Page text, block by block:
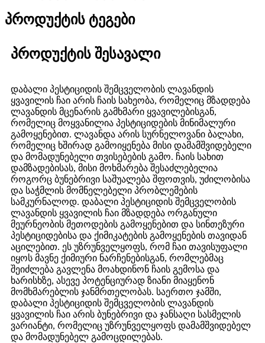
პროდუქტის ტეგები
პროდუქტის შესავალი
დაბალი პესტიციდის შემცველობის ლავანდის
ყვავილის ჩაი არის ჩაის სახეობა, რომელიც მზადდება
ლავანდის მცენარის გამხმარი ყვავილებისგან,
რომელიც მოყვანილია პესტიციდების მინიმალური
გამოყენებით. ლავანდა არის სურნელოვანი ბალახი,
რომელიც ხშირად გამოიყენება მისი დამამშვიდებელი
და მომადუნებელი თვისებების გამო. ჩაის სახით
დამზადებისას, მისი მოხმარება შესაძლებელია
როგორც ბუნებრივი საშუალება შფოთვის, უძილობისა
და საჭმლის მომნელებელი პრობლემების
სამკურნალოდ. დაბალი პესტიციდის შემცველობის
ლავანდის ყვავილის ჩაი მზადდება ორგანული
მეურნეობის მეთოდების გამოყენებით და სინთეზური
პესტიციდებისა და ქიმიკატების გამოყენების თავიდან
აცილებით. ეს უზრუნველყოფს, რომ ჩაი თავისუფალი
იყოს მავნე ქიმიური ნარჩენებისგან, რომლებმაც
შეიძლება გავლენა მოახდინონ ჩაის გემოსა და
ხარისხზე, ასევე პოტენციურად ზიანი მიაყენონ
მომხმარებლის ჯანმრთელობას. საერთო ჯამში,
დაბალი პესტიციდის შემცველობის ლავანდის
ყვავილის ჩაი არის ბუნებრივი და ჯანსაღი სასმელის
ვარიანტი, რომელიც უზრუნველყოფს დამამშვიდებელ
და მომადუნებელ გამოცდილებას.